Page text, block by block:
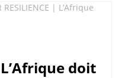
RESILIENCE | L’Afrique
L’Afrique doit